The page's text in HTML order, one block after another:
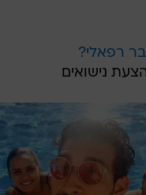
רפאלי?
נישואים